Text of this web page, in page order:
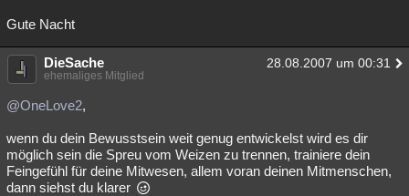
Gute Nacht
DieSache 28.08.2007 um 00:31
ehemaliges Mitglied
@OneLove2,
wenn du dein Bewusstsein weit genug entwickelst wird es dir
möglich sein die Spreu vom Weizen zu trennen, trainiere dein
Feingefühl für deine Mitwesen, allem voran deinen Mitmenschen,
dann siehst du klarer